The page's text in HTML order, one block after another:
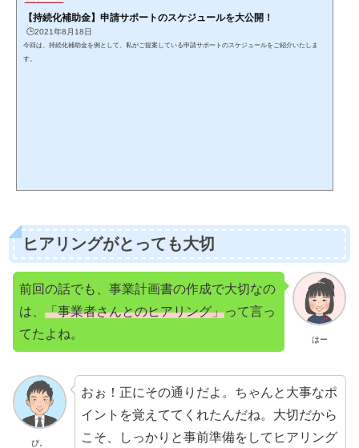
【持続化補助金】申請サポートのスケジュールを大公開！
🕒️2021年8月18日
今回は、持続化補助金を例として、私がご提案している申請サポートのスケジュールをご紹介いたしま
す。
ヒアリングがとっても大切
はー
前回の話でも、事業計画書の作成で大切なの
は、 「事業者さんとのヒアリング」って言っ
てたよね。
ぴ。
おぉ！正にその通りだよ。ちゃんと大事なポ
イントを覚えててくれたんだね。大切だから
こそ、しっかりと事前準備をしてヒアリング